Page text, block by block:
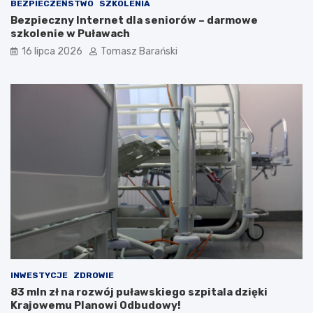
BEZPIECZEŃSTWO SZKOLENIA
Bezpieczny Internet dla seniorów – darmowe
szkolenie w Puławach
16 lipca 2026 Tomasz Barański
INWESTYCJE ZDROWIE
83 mln zł na rozwój puławskiego szpitala dzięki
Krajowemu Planowi Odbudowy!